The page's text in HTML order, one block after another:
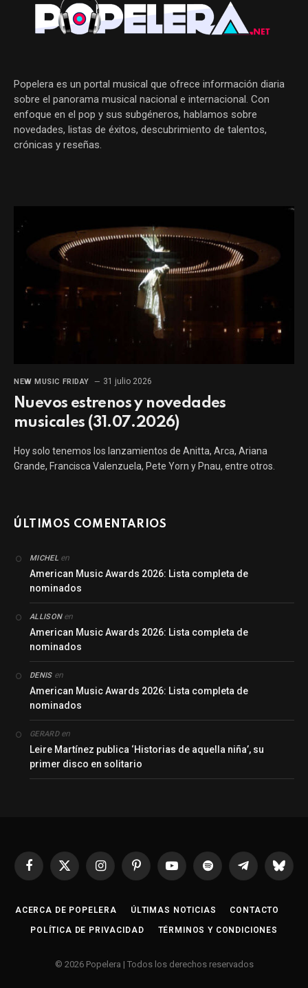
Popelera es un portal musical que ofrece información diaria
sobre el panorama musical nacional e internacional. Con
enfoque en el pop y sus subgéneros, hablamos sobre
novedades, listas de éxitos, descubrimiento de talentos,
crónicas y reseñas.
NEW MUSIC FRIDAY 31 julio 2026
Nuevos estrenos y novedades
musicales (31.07.2026)
Hoy solo tenemos los lanzamientos de Anitta, Arca, Ariana
Grande, Francisca Valenzuela, Pete Yorn y Pnau, entre otros.
ÚLTIMOS COMENTARIOS
MICHELen
American Music Awards 2026: Lista completa de
nominados
ALLISONen
American Music Awards 2026: Lista completa de
nominados
DENISen
American Music Awards 2026: Lista completa de
nominados
GERARDen
Leire Martínez publica ‘Historias de aquella niña’, su
primer disco en solitario
Facebook
X
InstagramPinterestYouTubeSpotify Telegrama
ACERCA DE POPELERA ÚLTIMAS NOTICIAS CONTACTO
POLÍTICA DE PRIVACIDAD TÉRMINOS Y CONDICIONES
© 2026 Popelera | Todos los derechos reservados